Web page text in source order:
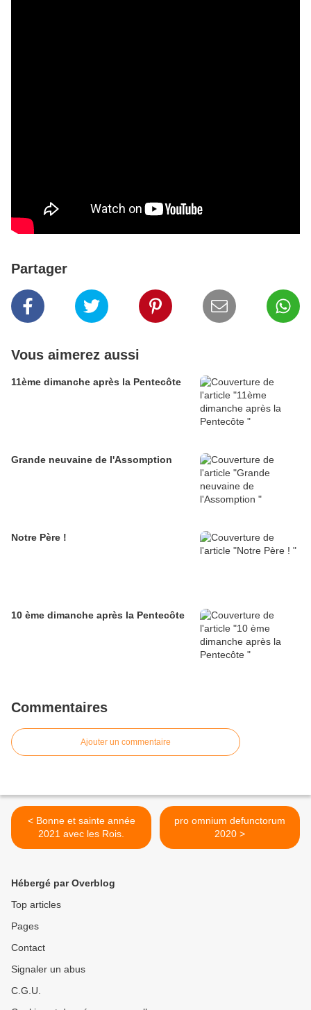
Partager
Vous aimerez aussi
11ème dimanche après la Pentecôte
Grande neuvaine de l'Assomption
Notre Père !
10 ème dimanche après la Pentecôte
Commentaires
Ajouter un commentaire
< Bonne et sainte année
2021 avec les Rois.
pro omnium defunctorum
2020 >
Hébergé par Overblog
Top articles
Pages
Contact
Signaler un abus
C.G.U.